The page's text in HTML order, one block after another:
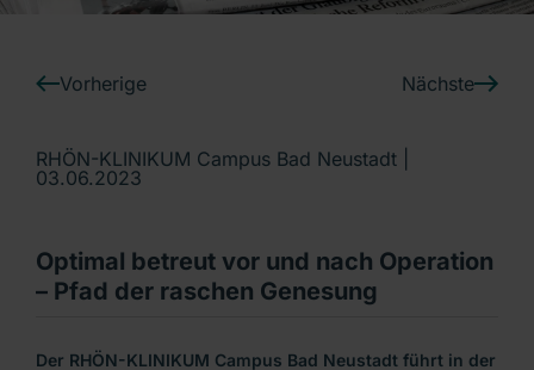
Vorherige Nächste
RHÖN-KLINIKUM Campus Bad Neustadt |
03.06.2023
Optimal betreut vor und nach Operation
– Pfad der raschen Genesung
Der RHÖN-KLINIKUM Campus Bad Neustadt führt in der